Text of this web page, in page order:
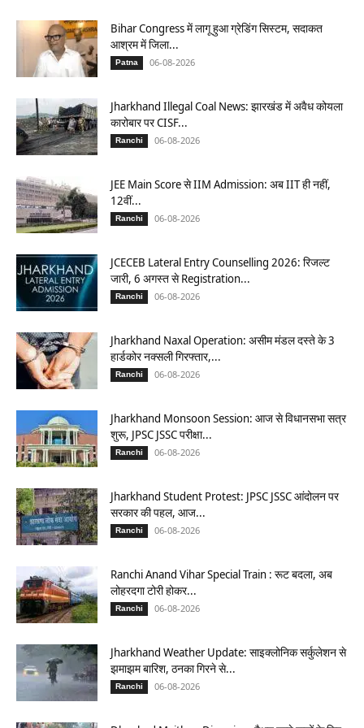
Bihar Congress में लागू हुआ ग्रेडिंग सिस्टम, सदाकत
आश्रम में जिला...
Patna 06-08-2026
Jharkhand Illegal Coal News: झारखंड में अवैध कोयला
कारोबार पर CISF...
Ranchi 06-08-2026
JEE Main Score से IIM Admission: अब IIT ही नहीं,
12वीं...
Ranchi 06-08-2026
JCECEB Lateral Entry Counselling 2026: रिजल्ट
जारी, 6 अगस्त से Registration...
Ranchi 06-08-2026
Jharkhand Naxal Operation: असीम मंडल दस्ते के 3
हार्डकोर नक्सली गिरफ्तार,...
Ranchi 06-08-2026
Jharkhand Monsoon Session: आज से विधानसभा सत्र
शुरू, JPSC JSSC परीक्षा...
Ranchi 06-08-2026
Jharkhand Student Protest: JPSC JSSC आंदोलन पर
सरकार की पहल, आज...
Ranchi 06-08-2026
Ranchi Anand Vihar Special Train : रूट बदला, अब
लोहरदगा टोरी होकर...
Ranchi 06-08-2026
Jharkhand Weather Update: साइक्लोनिक सर्कुलेशन से
झमाझम बारिश, ठनका गिरने से...
Ranchi 06-08-2026